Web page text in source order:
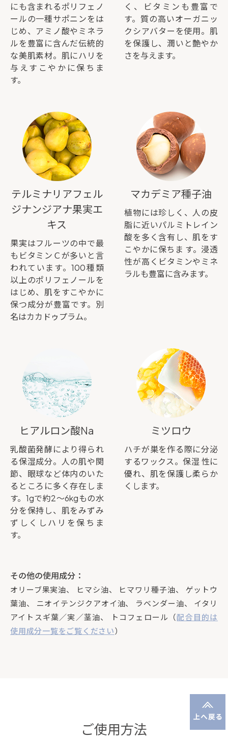
にも含まれるポリフェノ
ールの一種サポニンをは
じめ、アミノ酸やミネラ
ルを豊富に含んだ伝統的
な美肌素材。肌にハリを
与えすこやかに保ちま
す。
く、ビタミンも豊富で
す。質の高いオーガニッ
クシアバターを使用。肌
を保護し、潤いと艶やか
さを与えます。
テルミナリアフェル
ジナンジアナ果実エ
キス
果実はフルーツの中で最
もビタミンＣが多いと言
われています。100種類
以上のポリフェノールを
はじめ、肌をすこやかに
保つ成分が豊富です。別
名はカカドゥプラム。
マカデミア種子油
植物には珍しく、人の皮
脂に近いパルミトレイン
酸を多く含有し、肌をす
こやかに保ちま す。浸透
性が高くビタミンやミネ
ラルも豊富に含みます。
ヒアルロン酸Na
乳酸菌発酵により得られ
る保湿成分。人の肌や関
節、眼球など体内のいた
るところに多く存在しま
す。1gで約2～6kgもの水
分を保持し、肌をみずみ
ずしくしハリを保ちま
す。
ミツロウ
ハチが巣を作る際に分泌
するワックス。保湿 性に
優れ、肌を保護し柔らか
くします。
その他の使用成分：
オリーブ果実油、 ヒマシ油、 ヒマワリ種子油、 ゲットウ
葉油、 ニオイテンジクアオイ油、 ラベンダー油、 イタリ
アイトスギ葉／実／茎油、 トコフェロール（配合目的は
使用成分一覧をご覧ください）
ご使用方法